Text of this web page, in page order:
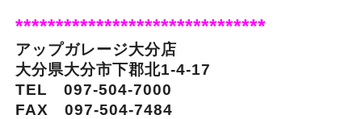
*******************************
アップガレージ大分店
大分県大分市下郡北1-4-17
TEL 097-504-7000
FAX 097-504-7484